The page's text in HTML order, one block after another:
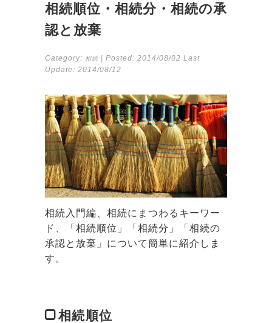
相続順位・相続分・相続の承
認と放棄
Category: 相続 | Posted: 2014/08/02 Last
Update: 2014/08/12
相続入門編、相続にまつわるキーワー
ド、「相続順位」「相続分」「相続の
承認と放棄」について簡単に紹介しま
す。
相続順位